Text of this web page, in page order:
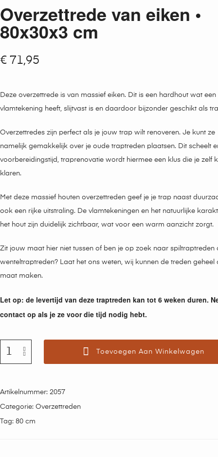
Overzettrede van eiken •
80x30x3 cm
€ 71,95
Deze overzettrede is van massief eiken. Dit is een hardhout wat
vlamtekening heeft, slijtvast is en daardoor bijzonder geschikt als
Overzettredes zijn perfect als je jouw trap wilt renoveren. Je kunt ze
namelijk gemakkelijk over je oude traptreden plaatsen. Dit scheelt
voorbereidingstijd, traprenovatie wordt hiermee een klus die je zelf
klaren.
Met deze massief houten overzettreden geef je je trap naast
ook een rijke uitstraling. De vlamtekeningen en het natuurlijke
het hout zijn duidelijk zichtbaar, wat voor een warm aanzicht zorgt.
Zit jouw maat hier niet tussen of ben je op zoek naar spiltraptreden
wenteltraptreden? Laat het ons weten, wij kunnen de treden geheel
maat maken.
Let op: de levertijd van deze traptreden kan tot 6 weken duren.
contact op als je ze voor die tijd nodig hebt.
Toevoegen Aan Winkelwagen
Artikelnummer: 2057
Categorie: Overzettreden
Tag: 80 cm